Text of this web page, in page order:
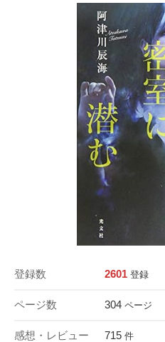
登録数 2601 登録
ページ数 304 ページ
感想・レビュー 715 件